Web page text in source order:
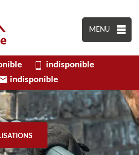
MENU
indisponible
indisponible